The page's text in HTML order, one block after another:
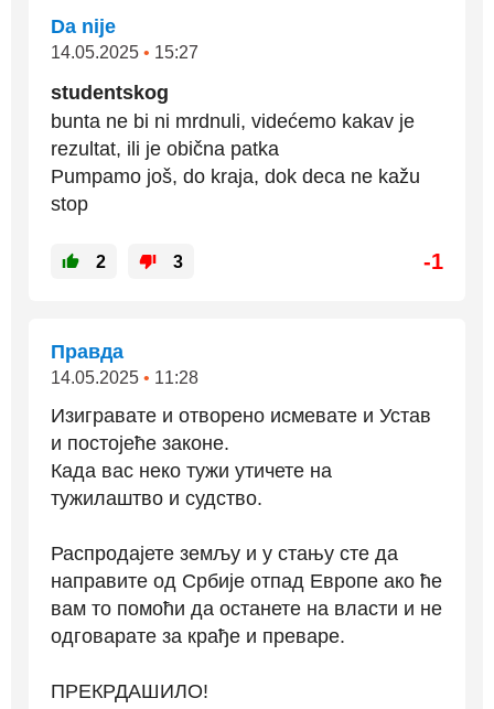
Da nije
14.05.2025 • 15:27
studentskog
bunta ne bi ni mrdnuli, videćemo kakav je
rezultat, ili je obična patka
Pumpamo još, do kraja, dok deca ne kažu
stop
2 3 -1
Правда
14.05.2025 • 11:28
Изигравате и отворено исмевате и Устав
и постојеће законе.
Када вас неко тужи утичете на
тужилаштво и судство.
Распродајете земљу и у стању сте да
направите од Србије отпад Европе ако ће
вам то помоћи да останете на власти и не
одговарате за крађе и преваре.
ПРЕКРДАШИЛО!